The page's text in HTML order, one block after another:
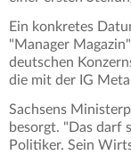
Ein konkretes
"Manager
deutschen
die mit der IG
Sachsens
besorgt. "Das darf
Politiker. Sein